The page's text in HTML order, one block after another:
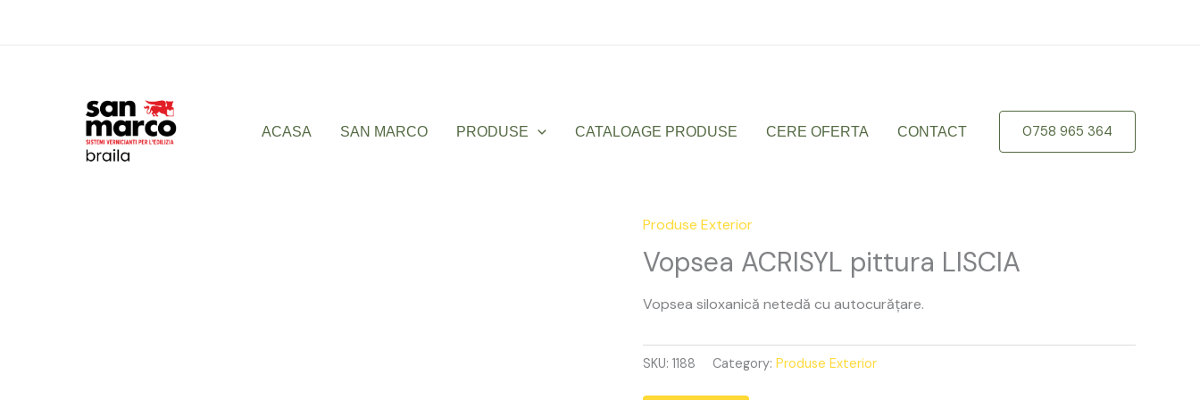
ACASA SAN MARCO PRODUSE CATALOAGE PRODUSE CERE OFERTA CONTACT 0758 965 364
Produse Exterior
Vopsea ACRISYL pittura LISCIA
Vopsea siloxanică netedă cu autocurățare.
Vopsea
ACRISYL
pittura
LISCIA
SKU: 1188 Category: Produse Exterior